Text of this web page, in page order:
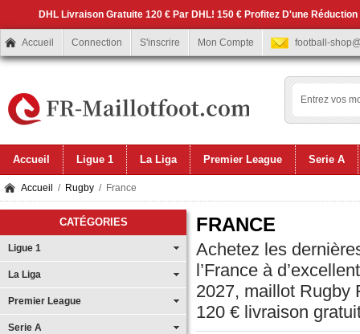
DHL Livraison Gratuite 120 € Par DHL! 150 € Profitez D'une
Accueil Connection S'inscrire Mon Compte football-
Accueil Ligue 1 La Liga Premier League Serie A
Accueil / Rugby / France
CATÉGORIES
Ligue 1
La Liga
Premier League
Serie A
FRANCE
Achetez les
l’France à
2027, maillot Rugby
120 € livraison